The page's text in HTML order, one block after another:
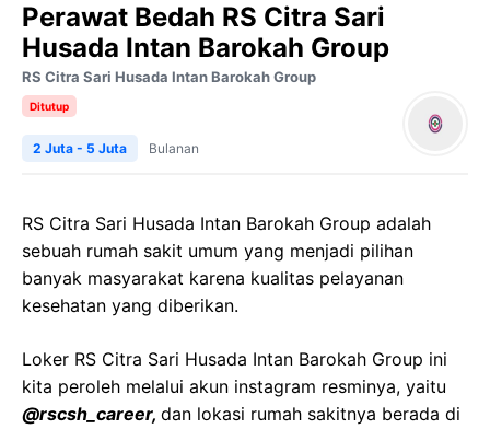
Perawat Bedah RS Citra Sari
Husada Intan Barokah Group
RS Citra Sari Husada Intan Barokah Group
Ditutup
2 Juta - 5 Juta Bulanan
RS Citra Sari Husada Intan Barokah Group adalah
sebuah rumah sakit umum yang menjadi pilihan
banyak masyarakat karena kualitas pelayanan
kesehatan yang diberikan.
Loker RS Citra Sari Husada Intan Barokah Group ini
kita peroleh melalui akun instagram resminya, yaitu
@rscsh_career, dan lokasi rumah sakitnya berada di